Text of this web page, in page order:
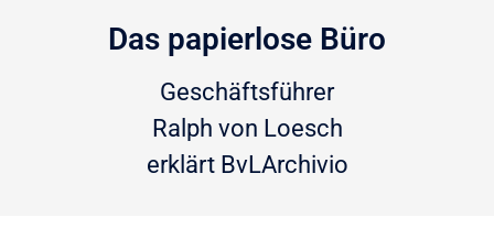
Das papierlose Büro
Geschäftsführer
Ralph von Loesch
erklärt BvLArchivio